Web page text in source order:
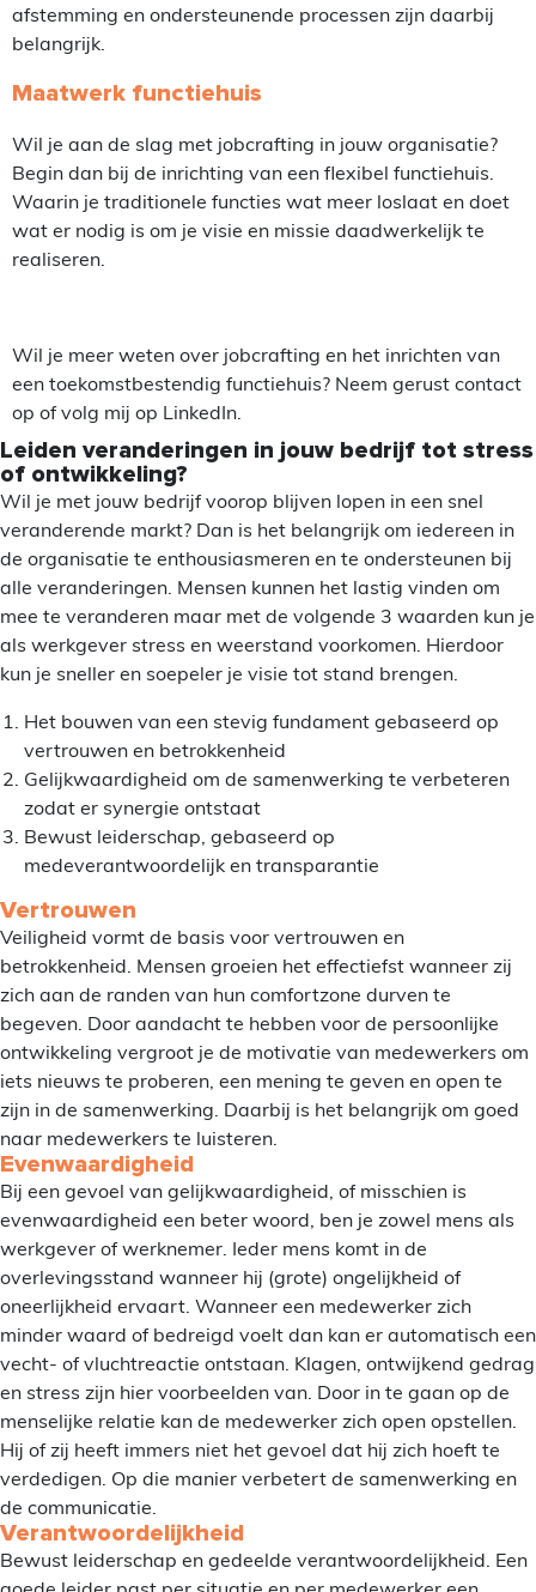
afstemming en ondersteunende processen zijn daarbij
belangrijk.
Maatwerk functiehuis
Wil je aan de slag met jobcrafting in jouw organisatie?
Begin dan bij de inrichting van een flexibel functiehuis.
Waarin je traditionele functies wat meer loslaat en doet
wat er nodig is om je visie en missie daadwerkelijk te
realiseren.
Wil je meer weten over jobcrafting en het inrichten van
een toekomstbestendig functiehuis? Neem gerust contact
op of volg mij op LinkedIn.
Leiden veranderingen in jouw bedrijf tot stress
of ontwikkeling?
Wil je met jouw bedrijf voorop blijven lopen in een snel
veranderende markt? Dan is het belangrijk om iedereen in
de organisatie te enthousiasmeren en te ondersteunen bij
alle veranderingen. Mensen kunnen het lastig vinden om
mee te veranderen maar met de volgende 3 waarden kun je
als werkgever stress en weerstand voorkomen. Hierdoor
kun je sneller en soepeler je visie tot stand brengen.
Het bouwen van een stevig fundament gebaseerd op
vertrouwen en betrokkenheid
Gelijkwaardigheid om de samenwerking te verbeteren
zodat er synergie ontstaat
Bewust leiderschap, gebaseerd op
medeverantwoordelijk en transparantie
Vertrouwen
Veiligheid vormt de basis voor vertrouwen en
betrokkenheid. Mensen groeien het effectiefst wanneer zij
zich aan de randen van hun comfortzone durven te
begeven. Door aandacht te hebben voor de persoonlijke
ontwikkeling vergroot je de motivatie van medewerkers om
iets nieuws te proberen, een mening te geven en open te
zijn in de samenwerking. Daarbij is het belangrijk om goed
naar medewerkers te luisteren.
Evenwaardigheid
Bij een gevoel van gelijkwaardigheid, of misschien is
evenwaardigheid een beter woord, ben je zowel mens als
werkgever of werknemer. Ieder mens komt in de
overlevingsstand wanneer hij (grote) ongelijkheid of
oneerlijkheid ervaart. Wanneer een medewerker zich
minder waard of bedreigd voelt dan kan er automatisch een
vecht- of vluchtreactie ontstaan. Klagen, ontwijkend gedrag
en stress zijn hier voorbeelden van. Door in te gaan op de
menselijke relatie kan de medewerker zich open opstellen.
Hij of zij heeft immers niet het gevoel dat hij zich hoeft te
verdedigen. Op die manier verbetert de samenwerking en
de communicatie.
Verantwoordelijkheid
Bewust leiderschap en gedeelde verantwoordelijkheid. Een